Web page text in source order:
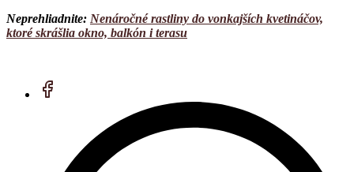
Neprehliadnite: Nenáročné rastliny do vonkajších kvetináčov,
ktoré skrášlia okno, balkón i terasu